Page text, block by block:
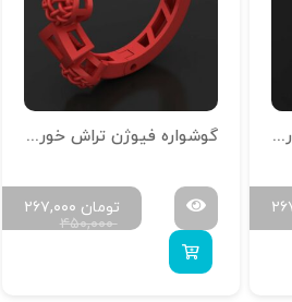
گوشواره فیوژن تراش خور G-T-S-04 گوشواره فیوژن تراش خور G-T-S-03
۴۵۰,۰۰۰
۲۶۷,۰۰۰ تومان